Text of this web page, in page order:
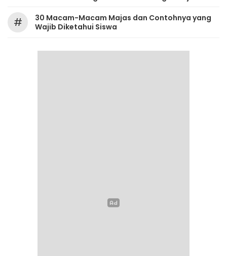
#
30 Macam-Macam Majas dan Contohnya yang
Wajib Diketahui Siswa